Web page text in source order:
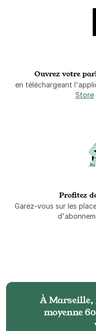
Ouvrez votre
en téléchargeant
Store
Profitez
Garez-vous sur les
À Marseille,
moyenne